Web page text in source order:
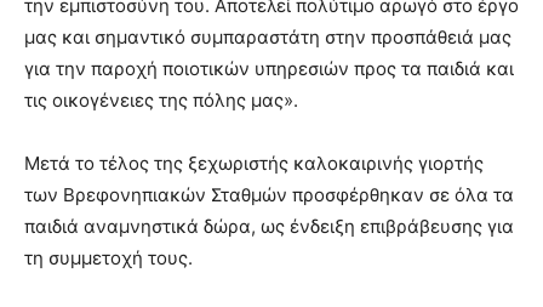
την εμπιστοσύνη του. Αποτελεί πολύτιμο αρωγό στο έργο
μας και σημαντικό συμπαραστάτη στην προσπάθειά μας
για την παροχή ποιοτικών υπηρεσιών προς τα παιδιά και
τις οικογένειες της πόλης μας».
Μετά το τέλος της ξεχωριστής καλοκαιρινής γιορτής
των Βρεφονηπιακών Σταθμών προσφέρθηκαν σε όλα τα
παιδιά αναμνηστικά δώρα, ως ένδειξη επιβράβευσης για
τη συμμετοχή τους.